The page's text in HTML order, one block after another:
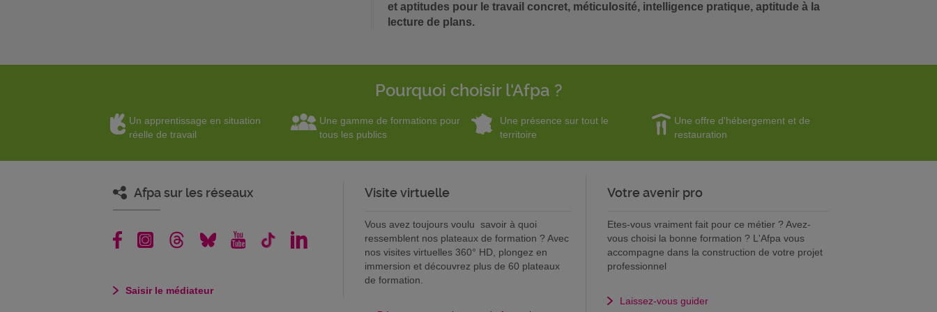
et aptitudes pour le travail concret, méticulosité, intelligence pratique, aptitude à la
lecture de plans.
Pourquoi choisir l'Afpa ?
Un apprentissage en situation
réelle de travail
Une gamme de formations pour
tous les publics
Une présence sur tout le
territoire
Une offre d'hébergement et de
restauration
Afpa sur les réseaux
Saisir le médiateur
Visite virtuelle
Vous avez toujours voulu savoir à quoi
ressemblent nos plateaux de formation ? Avec
nos visites virtuelles 360° HD, plongez en
immersion et découvrez plus de 60 plateaux
de formation.
Votre avenir pro
Etes-vous vraiment fait pour ce métier ? Avez-
vous choisi la bonne formation ? L'Afpa vous
accompagne dans la construction de votre projet
professionnel
Laissez-vous guider